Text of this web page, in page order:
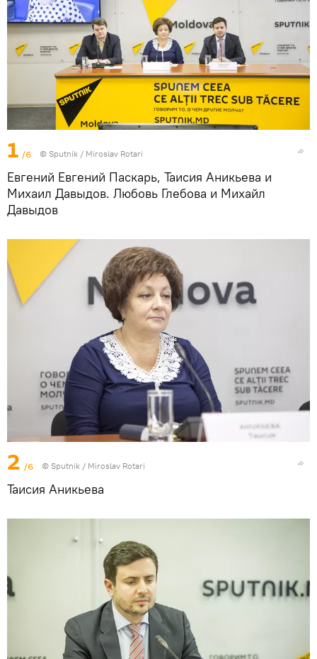
1 /6 © Sputnik / Miroslav Rotari
Евгений Евгений Паскарь, Таисия Аникьева и
Михаил Давыдов. Любовь Глебова и Михайл
Давыдов
2 /6 © Sputnik / Miroslav Rotari
Таисия Аникьева